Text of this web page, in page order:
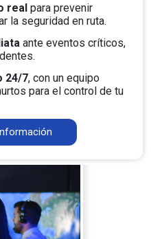
realpara prevenir
la seguridad en ruta.
ante eventos críticos,
24/7, con un equipo
para el control de tu